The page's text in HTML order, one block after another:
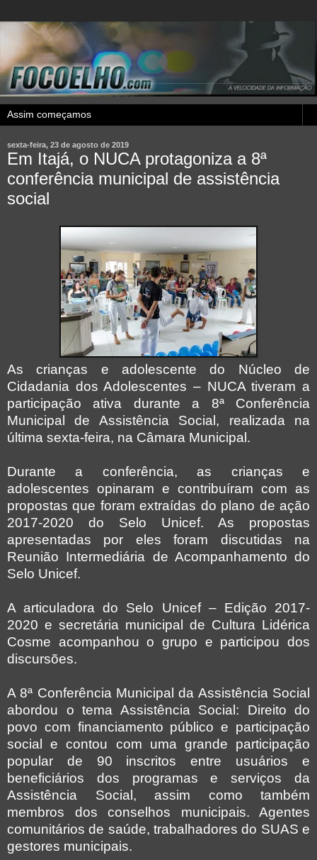
sexta-feira, 23 de agosto de 2019
Em Itajá, o NUCA protagoniza a 8ª
conferência municipal de assistência
social
As crianças e adolescente do Núcleo de
Cidadania dos Adolescentes – NUCA tiveram a
participação ativa durante a 8ª Conferência
Municipal de Assistência Social, realizada na
última sexta-feira, na Câmara Municipal.
Durante a conferência, as crianças e
adolescentes opinaram e contribuíram com as
propostas que foram extraídas do plano de ação
2017-2020 do Selo Unicef. As propostas
apresentadas por eles foram discutidas na
Reunião Intermediária de Acompanhamento do
Selo Unicef.
A articuladora do Selo Unicef – Edição 2017-
2020 e secretária municipal de Cultura Lidérica
Cosme acompanhou o grupo e participou dos
discursões.
A 8ª Conferência Municipal da Assistência Social
abordou o tema Assistência Social: Direito do
povo com financiamento público e participação
social e contou com uma grande participação
popular de 90 inscritos entre usuários e
beneficiários dos programas e serviços da
Assistência Social, assim como também
membros dos conselhos municipais. Agentes
comunitários de saúde, trabalhadores do SUAS e
gestores municipais.